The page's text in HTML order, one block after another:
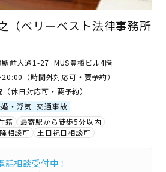
ベリーベスト法律事務所
駅前大通1-27 MUS豊橋ビル4階
（時間外対応可・要予約）
休日対応可・要予約）
・浮気 交通事故
籍
最寄駅から徒歩5分以内
相談可
土日祝日相談可
話相談受付中！